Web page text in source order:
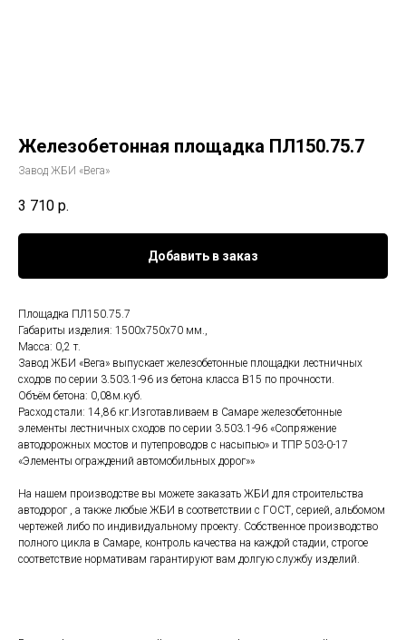
Железобетонная площадка ПЛ150.75.7
Завод ЖБИ «Вега»
3 710 р.
Добавить в заказ
Площадка ПЛ150.75.7
Габариты изделия: 1500x750x70 мм.,
Масса: 0,2 т.
Завод ЖБИ «Вега» выпускает железобетонные площадки лестничных
сходов по серии 3.503.1-96 из бетона класса В15 по прочности.
Объём бетона: 0,08м.куб.
Расход стали: 14,86 кг.Изготавливаем в Самаре железобетонные
элементы лестничных сходов по серии 3.503.1-96 «Сопряжение
автодорожных мостов и путепроводов с насыпью» и ТПР 503-0-17
«Элементы ограждений автомобильных дорог»»
На нашем производстве вы можете заказать ЖБИ для строительства
автодорог , а также любые ЖБИ в соответствии с ГОСТ, серией, альбомом
чертежей либо по индивидуальному проекту. Собственное производство
полного цикла в Самаре, контроль качества на каждой стадии, строгое
соответствие нормативам гарантируют вам долгую службу изделий.